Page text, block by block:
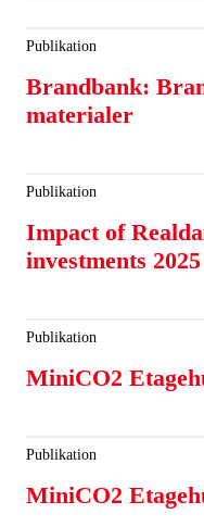
Publikation
Brandbank:
materialer
Publikation
Impact of
investments 2025
Publikation
MiniCO2
Publikation
MiniCO2